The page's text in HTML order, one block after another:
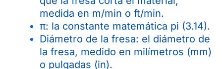
medida en m/min o ft/min.
π: la constante matemática pi (3.14).
Diámetro de la fresa: el diámetro de
la fresa, medido en milímetros (mm)
o pulgadas (in).